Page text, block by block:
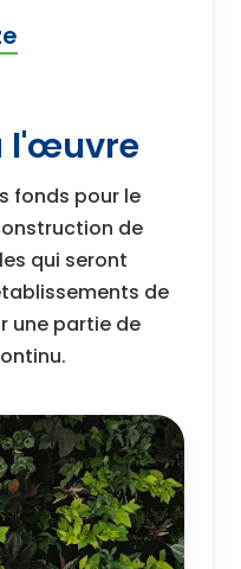
l'œuvre
fonds pour le
de
qui seront
de
une partie de